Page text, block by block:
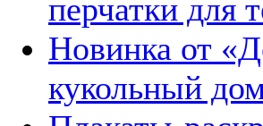
перчатки для
Новинка от
кукольный